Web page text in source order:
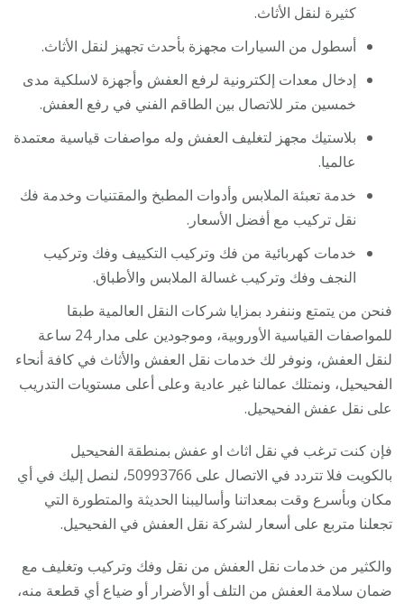
كثيرة لنقل الأثاث.
أسطول من السيارات مجهزة بأحدث تجهيز لنقل الأثاث.
إدخال معدات إلكترونية لرفع العفش وأجهزة لاسلكية مدى
خمسين متر للاتصال بين الطاقم الفني في رفع العفش.
بلاستيك مجهز لتغليف العفش وله مواصفات قياسية معتمدة
عالميا.
خدمة تعبئة الملابس وأدوات المطبخ والمقتنيات وخدمة فك
نقل تركيب مع أفضل الأسعار.
خدمات كهربائية من فك وتركيب التكييف وفك وتركيب
النجف وفك وتركيب غسالة الملابس والأطباق.
فنحن من يتمتع وننفرد بمزايا شركات النقل العالمية طبقا
للمواصفات القياسية الأوروبية، وموجودين على مدار 24 ساعة
لنقل العفش، ونوفر لك خدمات نقل العفش والأثاث في كافة أنحاء
الفحيحيل، ونمتلك عمالنا غير عادية وعلى أعلى مستويات التدريب
على نقل عفش الفحيحيل.
فإن كنت ترغب في نقل اثاث او عفش بمنطقة الفحيحيل
بالكويت فلا تتردد في الاتصال على 50993766، لنصل إليك في أي
مكان وبأسرع وقت بمعداتنا وأساليبنا الحديثة والمتطورة التي
تجعلنا متربع على أسعار لشركة نقل العفش في الفحيحيل.
والكثير من خدمات نقل العفش من نقل وفك وتركيب وتغليف مع
ضمان سلامة العفش من التلف أو الأضرار أو ضياع أي قطعة منه،